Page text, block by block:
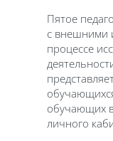
Пятое
с внешними
процессе
обучающих
личного